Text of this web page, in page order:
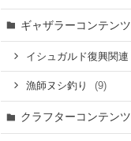
ギャザラーコンテンツ
イシュガルド復興関連
漁師ヌシ釣り (9)
クラフターコンテンツ